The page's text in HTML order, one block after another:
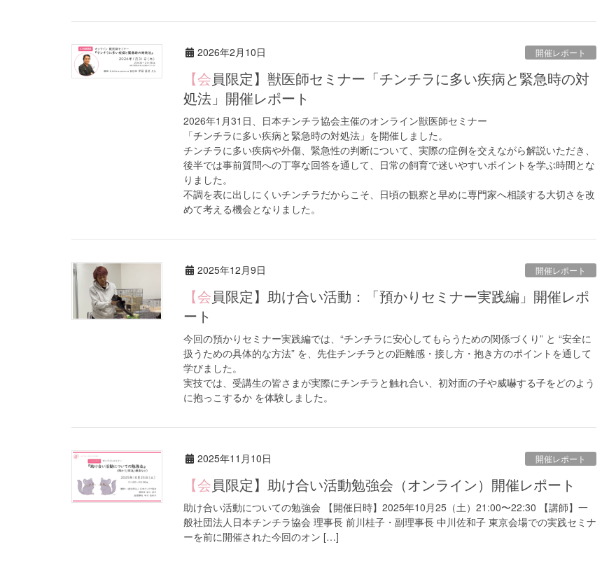
2026年2月10日 開催レポート
【会員限定】獣医師セミナー「チンチラに多い疾病と緊急時の対
処法」開催レポート
2026年1月31日、日本チンチラ協会主催のオンライン獣医師セミナー
「チンチラに多い疾病と緊急時の対処法」を開催しました。
チンチラに多い疾病や外傷、緊急性の判断について、実際の症例を交えながら解説いただき、
後半では事前質問への丁寧な回答を通して、日常の飼育で迷いやすいポイントを学ぶ時間とな
りました。
不調を表に出しにくいチンチラだからこそ、日頃の観察と早めに専門家へ相談する大切さを改
めて考える機会となりました。
2025年12月9日 開催レポート
【会員限定】助け合い活動：「預かりセミナー実践編」開催レポ
ート
今回の預かりセミナー実践編では、“チンチラに安心してもらうための関係づくり” と “安全に
扱うための具体的な方法” を、先住チンチラとの距離感・接し方・抱き方のポイントを通して
学びました。
実技では、受講生の皆さまが実際にチンチラと触れ合い、初対面の子や威嚇する子をどのよう
に抱っこするか を体験しました。
2025年11月10日 開催レポート
【会員限定】助け合い活動勉強会（オンライン）開催レポート
助け合い活動についての勉強会 【開催日時】2025年10月25（土）21:00〜22:30 【講師】一
般社団法人日本チンチラ協会 理事長 前川桂子・副理事長 中川佐和子 東京会場での実践セミナ
ーを前に開催された今回のオン […]